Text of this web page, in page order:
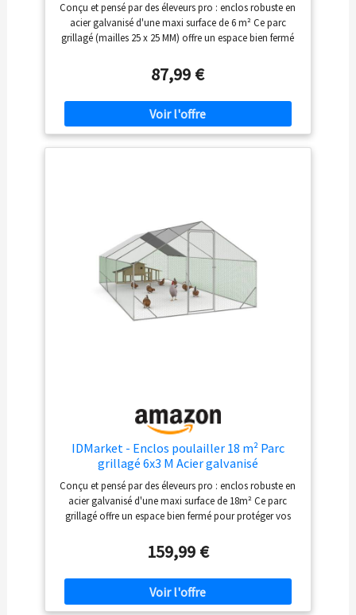
Conçu et pensé par des éleveurs pro : enclos robuste en
acier galvanisé d'une maxi surface de 6 m² Ce parc
grillagé (mailles 25 x 25 MM) offre un espace bien fermé
fermeture par loquet, c'est l'habitat idéal pour 3 à 4
poules ! Équipé d'une bâche de toit waterproof et anti-
UV, cette volière offre une partie ombragée optimale
Diamètre des tubes de la structure : 19 mm. Longueur 3
x largeur 2 x hauteur 2 m
87,99 €
IDMarket - Enclos poulailler 18 m² Parc
grillagé 6x3 M Acier galvanisé
Conçu et pensé par des éleveurs pro : enclos robuste en
acier galvanisé d'une maxi surface de 18m² Ce parc
grillagé offre un espace bien fermé pour protéger vos
c'est l'habitat idéal pour une vingtaine de poules Équipé
d'une bâche de toit waterproof et anti-UV, cette volière
offre une partie ombragée optimale Diamètre des tubes
de la structure : 19 mm. Longueur 6 x largeur 3 x hauteur
2 m
159,99 €